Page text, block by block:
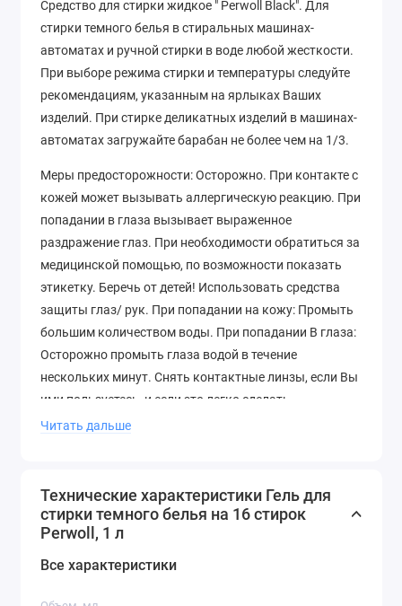
Средство для стирки жидкое " Perwoll Black". Для
стирки темного белья в стиральных машинах-
автоматах и ручной стирки в воде любой жесткости.
При выборе режима стирки и температуры следуйте
рекомендациям, указанным на ярлыках Ваших
изделий. При стирке деликатных изделий в машинах-
автоматах загружайте барабан не более чем на 1/3.
Меры предосторожности: Осторожно. При контакте с
кожей может вызывать аллергическую реакцию. При
попадании в глаза вызывает выраженное
раздражение глаз. При необходимости обратиться за
медицинской помощью, по возможности показать
этикетку. Беречь от детей! Использовать средства
защиты глаз/ рук. При попадании на кожу: Промыть
большим количеством воды. При попадании В глаза:
Осторожно промыть глаза водой в течение
нескольких минут. Снять контактные линзы, если Вы
ими пользуетесь, и если это легко сделать.
Продолжить промывание глаз. Если раздражение
Хранить вдали от пищевых продуктов. При
повышенной чувствительности и повреждениях кожи
избегать длительного контакта с любыми
средствами для стирки. Хранить при температуре от
Читать дальше
Технические характеристики Гель для
стирки темного белья на 16 стирок
Perwoll, 1 л
Все характеристики